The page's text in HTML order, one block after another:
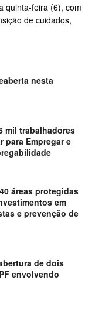
quinta-feira (6), com
de cuidados,
nesta
mil trabalhadores
para Empregar e
áreas protegidas
em
e prevenção de
de dois
envolvendo